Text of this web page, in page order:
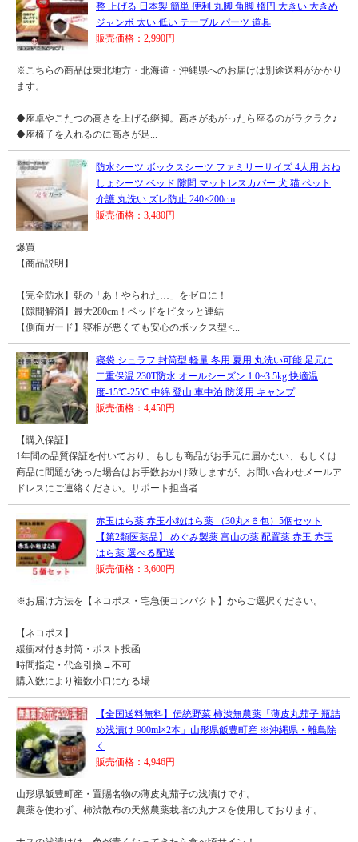
整 上げる 日本製 簡単 便利 丸脚 角脚 楕円 大きい 大きめ
ジャンボ 太い 低い テーブル パーツ 道具
販売価格：2,990円
※こちらの商品は東北地方・北海道・沖縄県へのお届けは別途送料がかかり
ます。
◆座卓やこたつの高さを上げる継脚。高さがあがったら座るのがラクラク♪
◆座椅子を入れるのに高さが足...
防水シーツ ボックスシーツ ファミリーサイズ 4人用 おね
しょシーツ ベッド 隙間 マットレスカバー 犬 猫 ペット
介護 丸洗い ズレ防止 240×200cm
販売価格：3,480円
爆買
【商品説明】
【完全防水】朝の「あ！やられた…」をゼロに！
【隙間解消】最大280cm！ベッドをピタッと連結
【側面ガード】寝相が悪くても安心のボックス型<...
寝袋 シュラフ 封筒型 軽量 冬用 夏用 丸洗い可能 足元に
二重保温 230T防水 オールシーズン 1.0~3.5kg 快適温
度-15℃-25℃ 中綿 登山 車中泊 防災用 キャンプ
販売価格：4,450円
【購入保証】
1年間の品質保証を付いており、もしも商品がお手元に届かない、もしくは
商品に問題があった場合はお手数おかけ致しますが、お問い合わせメールア
ドレスにご連絡ください。サポート担当者...
赤玉はら薬 赤玉小粒はら薬 （30丸×６包）5個セット
【第2類医薬品】 めぐみ製薬 富山の薬 配置薬 赤玉 赤玉
はら薬 選べる配送
販売価格：3,600円
※お届け方法を【ネコポス・宅急便コンパクト】からご選択ください。
【ネコポス】
緩衝材付き封筒・ポスト投函
時間指定・代金引換→不可
購入数により複数小口になる場...
【全国送料無料】伝統野菜 柿渋無農薬「薄皮丸茄子 瓶詰
め浅漬け 900ml×2本」山形県飯豊町産 ※沖縄県・離島除
く
販売価格：4,946円
山形県飯豊町産・置賜名物の薄皮丸茄子の浅漬けです。
農薬を使わず、柿渋散布の天然農薬栽培の丸ナスを使用しております。